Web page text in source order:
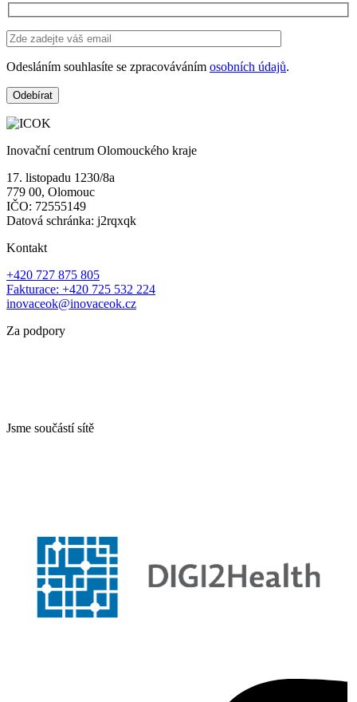
Odesláním souhlasíte se zpracováváním osobních údajů.
Inovační centrum Olomouckého kraje
17. listopadu 1230/8a
779 00, Olomouc
IČO: 72555149
Datová schránka: j2rqxqk
Kontakt
+420 727 875 805
Fakturace: +420 725 532 224
inovaceok@inovaceok.cz
Za podpory
Jsme součástí sítě